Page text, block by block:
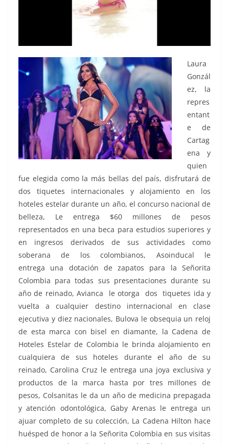
Laura
Gonzál
ez, la
repres
entant
e de
Cartag
ena y
quien
fue elegida como la más bellas del país, disfrutará de
dos tiquetes internacionales y alojamiento en los
hoteles estelar durante un año, el concurso nacional de
belleza, Le entrega $60 millones de pesos
representados en una beca para estudios superiores y
en ingresos derivados de sus actividades como
soberana de los colombianos, Asoinducal le
entrega una dotación de zapatos para la Señorita
Colombia para todas sus presentaciones durante su
año de reinado, Avianca le otorga dos tiquetes ida y
vuelta a cualquier destino internacional en clase
ejecutiva y diez nacionales, Bulova le obsequia un reloj
de esta marca con bisel en diamante, la Cadena de
Hoteles Estelar de Colombia le brinda alojamiento en
cualquiera de sus hoteles durante el año de su
reinado, Carolina Cruz le entrega una joya exclusiva y
productos de la marca hasta por tres millones de
pesos, Colsanitas le da un año de medicina prepagada
y atención odontológica, Gaby Arenas le entrega un
ajuar completo de su colección, La Cadena Hilton hace
huésped de honor a la Señorita Colombia en sus visitas